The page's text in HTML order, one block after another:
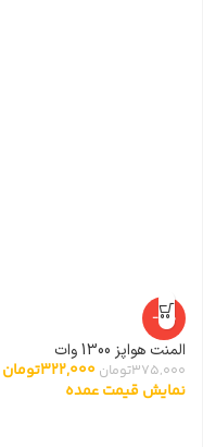
-14%
المنت هواپز 1300 وات
375,000تومان 322,000تومان
نمایش قیمت عمده